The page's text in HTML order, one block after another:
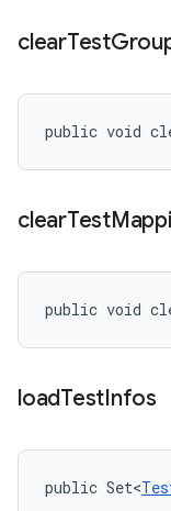
clearTest
public void
clearTest
public void
loadTestInfos
public Set<